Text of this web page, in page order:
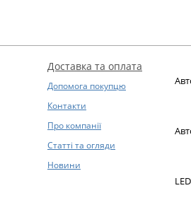
Доставка та оплата
Допомога покупцю
Контакти
Про компанії
Статті та огляди
Новини